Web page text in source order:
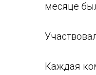
месяце
Каждая